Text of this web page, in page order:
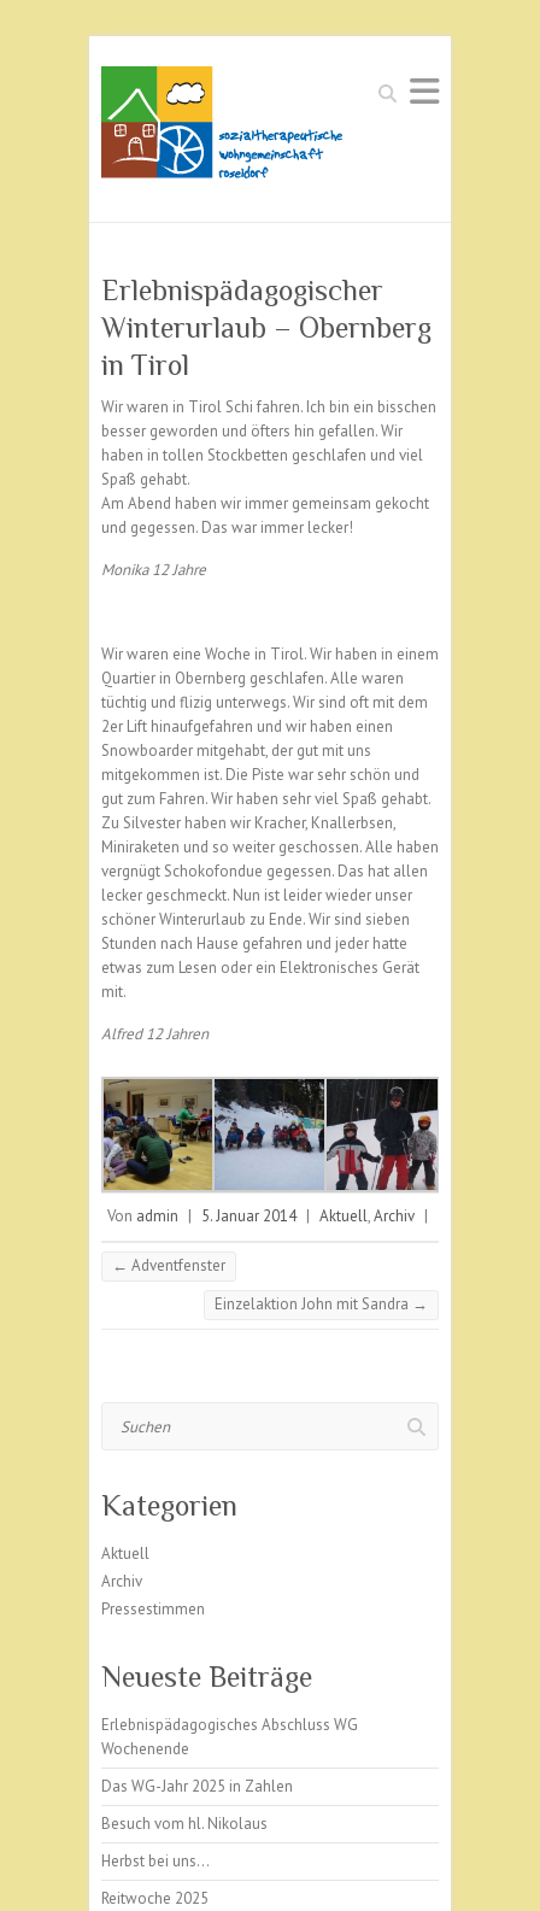
Suchen
Erlebnispädagogischer
Winterurlaub – Obernberg
in Tirol
Wir waren in Tirol Schi fahren. Ich bin ein bisschen
besser geworden und öfters hin gefallen. Wir
haben in tollen Stockbetten geschlafen und viel
Spaß gehabt.
Am Abend haben wir immer gemeinsam gekocht
und gegessen. Das war immer lecker!
Monika 12 Jahre
Wir waren eine Woche in Tirol. Wir haben in einem
Quartier in Obernberg geschlafen. Alle waren
tüchtig und flizig unterwegs. Wir sind oft mit dem
2er Lift hinaufgefahren und wir haben einen
Snowboarder mitgehabt, der gut mit uns
mitgekommen ist. Die Piste war sehr schön und
gut zum Fahren. Wir haben sehr viel Spaß gehabt.
Zu Silvester haben wir Kracher, Knallerbsen,
Miniraketen und so weiter geschossen. Alle haben
vergnügt Schokofondue gegessen. Das hat allen
lecker geschmeckt. Nun ist leider wieder unser
schöner Winterurlaub zu Ende. Wir sind sieben
Stunden nach Hause gefahren und jeder hatte
etwas zum Lesen oder ein Elektronisches Gerät
mit.
Alfred 12 Jahren
Von admin | 5. Januar 2014 | Aktuell,Archiv |
← Adventfenster
Einzelaktion John mit Sandra →
Kategorien
Aktuell
Archiv
Pressestimmen
Neueste Beiträge
Erlebnispädagogisches Abschluss WG
Wochenende
Das WG-Jahr 2025 in Zahlen
Besuch vom hl. Nikolaus
Herbst bei uns…
Reitwoche 2025